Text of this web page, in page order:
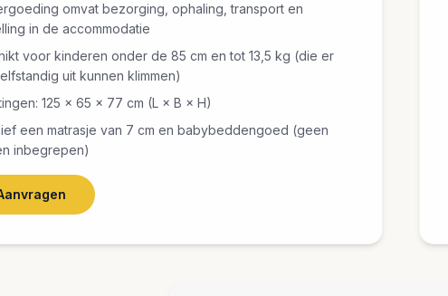
omvat bezorging, ophaling, transport en
in de accommodatie
voor kinderen onder de 85 cm en tot 13,5 kg (die er
uit kunnen klimmen)
125 × 65 × 77 cm (L × B × H)
een matrasje van 7 cm en babybeddengoed (geen
inbegrepen)